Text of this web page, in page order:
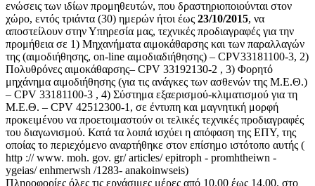
ενώσεις των ιδίων προμηθευτών, που δραστηριοποιούνται στον
χώρο, εντός τριάντα (30) ημερών ήτοι έως 23/10/2015, να
αποστείλουν στην Υπηρεσία μας, τεχνικές προδιαγραφές για την
προμήθεια σε 1) Μηχανήματα αιμοκάθαρσης και των παραλλαγών
της (αιμοδιήθησης, on-line αιμοδιαδιήθησης) – CPV33181100-3, 2)
Πολυθρόνες αιμοκάθαρσης– CPV 33192130-2 , 3) Φορητό
μηχάνημα αιμοδιήθησης (για τις ανάγκες των ασθενών της Μ.Ε.Θ.)
– CPV 33181100-3 , 4) Σύστημα εξαερισμού-κλιματισμού για τη
Μ.Ε.Θ. – CPV 42512300-1, σε έντυπη και μαγνητική μορφή
προκειμένου να προετοιμαστούν οι τελικές τεχνικές προδιαγραφές
του διαγωνισμού. Κατά τα λοιπά ισχύει η απόφαση της ΕΠΥ, της
οποίας το περιεχόμενο αναρτήθηκε στον επίσημο ιστότοπο αυτής (
http :// www. moh. gov. gr/ articles/ epitroph - promhtheiwn -
ygeias/ enhmerwsh /1283- anakoinwseis)
Πληροφορίες όλες τις εργάσιμες μέρες από 10.00 έως 14.00, στο